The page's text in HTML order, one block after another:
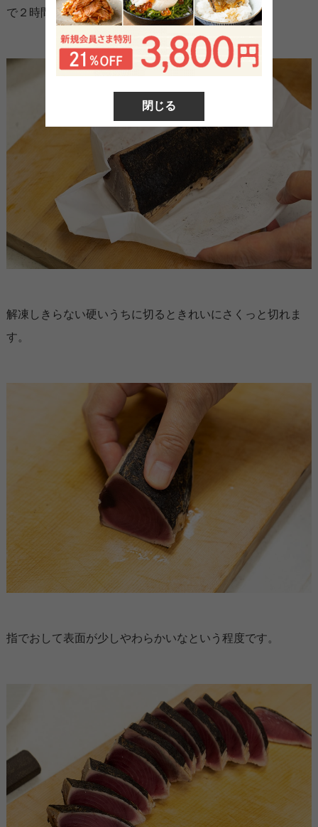
閉じる
で２時間から３時間程度おいてから切ってください。
解凍しきらない硬いうちに切るときれいにさくっと切れま
す。
指でおして表面が少しやわらかいなという程度です。